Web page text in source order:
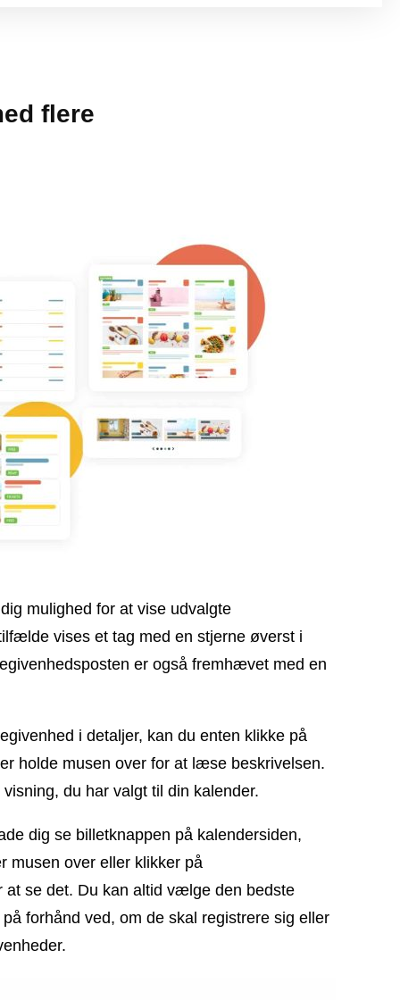
flere
mulighed for at vise udvalgte
vises et tag med en stjerne øverst i
er også fremhævet med en
i detaljer, kan du enten klikke på
holde musen over for at læse beskrivelsen.
du har valgt til din kalender.
dig se billetknappen på kalendersiden,
musen over eller klikker på
se det. Du kan altid vælge den bedste
forhånd ved, om de skal registrere sig eller